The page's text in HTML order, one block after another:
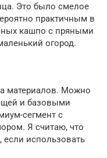
Это было смелое
практичным в
кашпо с пряными
огород.
материалов. Можно
и базовыми
сегмент с
Я считаю, что
использовать